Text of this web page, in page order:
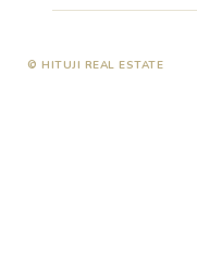
© HITUJI REAL ESTATE